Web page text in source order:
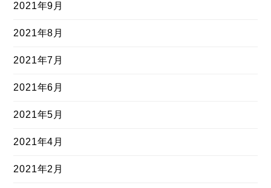
2021年9月
2021年8月
2021年7月
2021年6月
2021年5月
2021年4月
2021年2月